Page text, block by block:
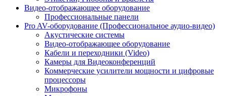
Видео-отображающее оборудование
Профессиональные панели
Pro AV-оборудование (Профессиональное аудио-видео)
Акустические системы
Видео-отображающее оборудование
Кабели и переходники (Video)
Камеры для Видеоконференций
Коммерческие усилители мощности и цифровые
процессоры
Микрофоны